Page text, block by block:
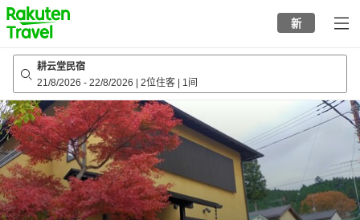
to
top
page
新
耕云堂民宿
21/8/2026 - 22/8/2026 2位住客 1间